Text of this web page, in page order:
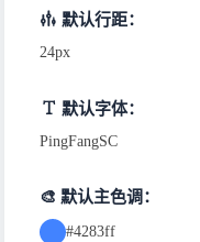
Python：熟悉Python数
Java SE基础 ：熟悉
数据库相关：熟练使用
熟悉计算机网络原理，
熟练使用Git以及 Github
项目经历
默认行距：
24px
默认字体：
PingFangSC
🎨 默认主色调：
#4283ff